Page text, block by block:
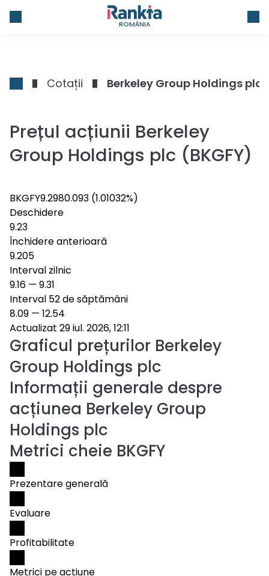
ROMÂNIA
Cotații Berkeley Group Holdings plc
Prețul acțiunii Berkeley
Group Holdings plc (BKGFY)
BKGFY9.2980.093 (1.01032%)
Deschidere
9.23
Închidere anterioară
9.205
Interval zilnic
9.16 — 9.31
Interval 52 de săptămâni
8.09 — 12.54
Actualizat 29 iul. 2026, 12:11
Graficul prețurilor Berkeley
Group Holdings plc
Informații generale despre
acțiunea Berkeley Group
Holdings plc
Metrici cheie BKGFY
Prezentare generală
Evaluare
Profitabilitate
Metrici pe acțiune